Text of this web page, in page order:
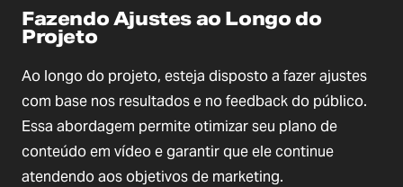
Fazendo Ajustes ao Longo do
Projeto
Ao longo do projeto, esteja disposto a fazer ajustes
com base nos resultados e no feedback do público.
Essa abordagem permite otimizar seu plano de
conteúdo em vídeo e garantir que ele continue
atendendo aos objetivos de marketing.